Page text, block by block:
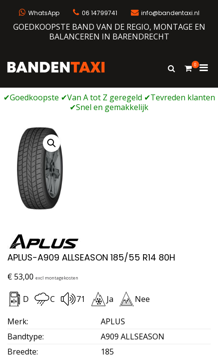
WhatsApp 06 14799741 info@bandentaxi.nl
GOEDKOOPSTE BAND VAN DE REGIO, MONTAGE EN
BALANCEREN IN BARENDRECHT
Bandengarage met eigen webshop
Toon
0
voor
APLUS-A909 ALLSEASON 185/55 R14 80H
€53,00 excl montagekosten
D C 71 Ja Nee
Merk:
APLUS
Bandtype:
A909 ALLSEASON
Breedte:
185